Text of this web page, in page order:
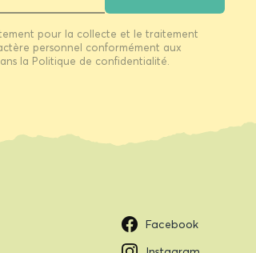
pour la collecte et le traitement
personnel conformément aux
la Politique de confidentialité.
Facebook